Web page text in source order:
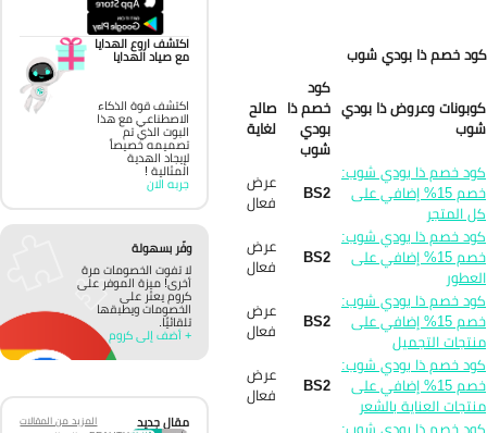
خصم ذا بودي شوب
وعروض ذا بودي
كود
خصم ذا
بودي
شوب
صالح
لغاية
خصم ذا بودي شوب:
خصم 15% إضافي على
المتجر
BS2 عرض
فعال
خصم ذا بودي شوب:
خصم 15% إضافي على BS2 عرض
فعال
خصم ذا بودي شوب:
خصم 15% إضافي على
التجميل
BS2 عرض
فعال
خصم ذا بودي شوب:
خصم 15% إضافي على
العناية بالشعر
BS2 عرض
فعال
اكتشف اروع الهدايا
مع صياد الهدايا
اكتشف قوة الذكاء
الاصطناعي مع هذا
البوت الذي تم
تصميمه خصيصاً
لإيجاد الهدية
المثالية !
جربه الان
وفّر بسهولة
لا تفوت الخصومات مرة
أخرى! ميزة الموفر على
كروم يعثر على
الخصومات ويطبقها
تلقائيًا.
+ أضف إلى كروم
مقال جديد
المزيد من المقالات